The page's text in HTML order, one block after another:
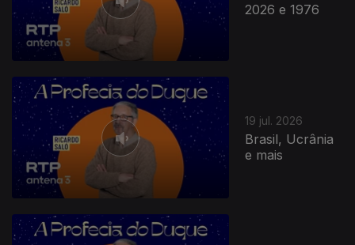
2026 e 1976
19 jul. 2026
Brasil, Ucrânia
e mais